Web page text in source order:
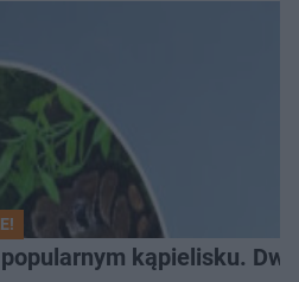
kąpielisku.